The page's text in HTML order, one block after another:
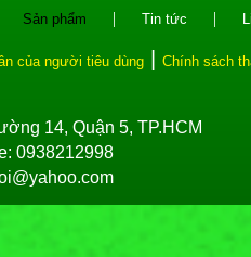
Sản phẩm | Tin tức |
của người tiêu dùng
Chính sách
14, Quận 5, TP.HCM
0938212998